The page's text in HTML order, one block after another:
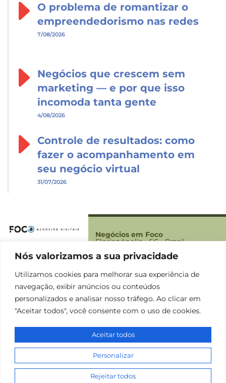
Nós valorizamos a sua privacidade
Utilizamos cookies para melhorar sua experiência de
navegação, exibir anúncios ou conteúdos
personalizados e analisar nosso tráfego. Ao clicar em
"Aceitar todos", você consente com o uso de cookies.
Personalizar
Rejeitar todos
Aceitar todos
O problema de romantizar o
empreendedorismo nas redes
7/08/2026
Negócios que crescem sem
marketing — e por que isso
incomoda tanta gente
4/08/2026
Controle de resultados: como
fazer o acompanhamento em
seu negócio virtual
31/07/2026
Negócios em Foco
Florianópolis - SC - Brasil
Foco
Sobre Nós
Contato
Termos
Política de Privacidade
Termos e condições
Negócios em Foco | Copyright © 2025 |
Todos os direitos reservado.
Desenvolvido por +